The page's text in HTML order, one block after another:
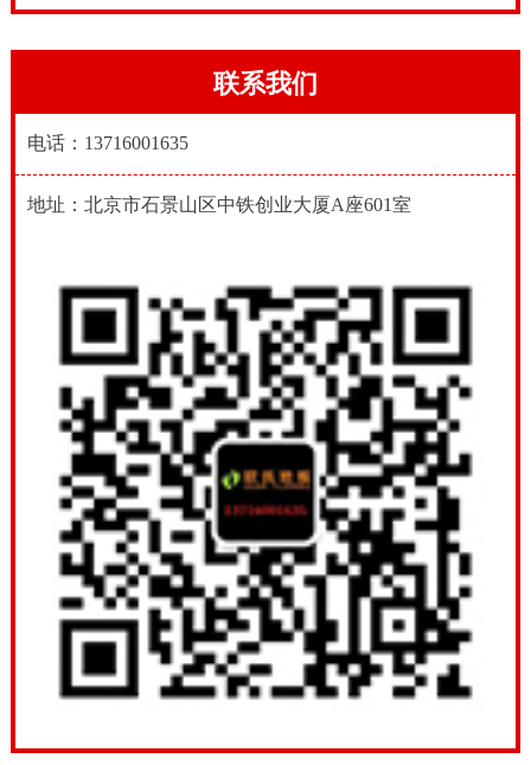
联系我们
电话：13716001635
地址：北京市石景山区中铁创业大厦A座601室